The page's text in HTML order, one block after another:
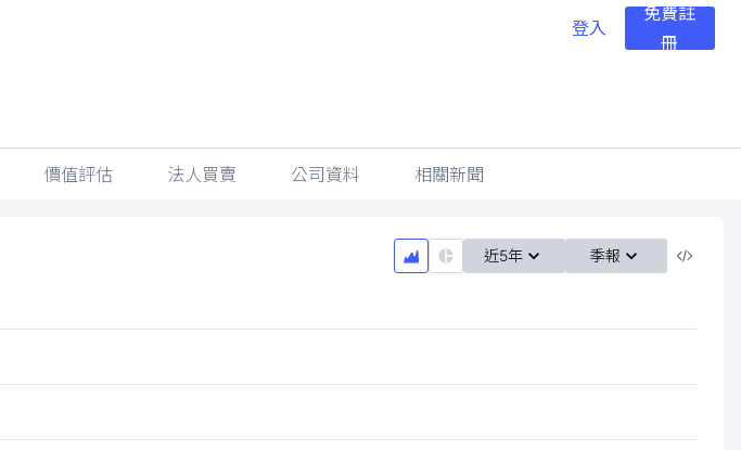
登入
免費註
冊
價值評估 法人買賣 公司資料 相關新聞
近5年 季報